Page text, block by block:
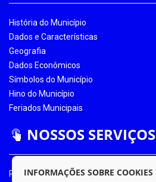
História do Município
Dados e Características
Geografia
Dados Econômicos
Símbolos do Município
Hino do Município
Feriados Municipais
NOSSOS SERVIÇOS
Portal da Transparência
INFORMAÇÕES SOBRE COOKIES